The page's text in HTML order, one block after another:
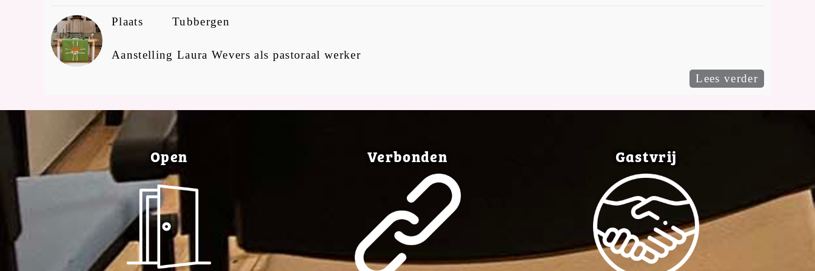
Plaats Tubbergen
Aanstelling Laura Wevers als pastoraal werker
Lees verder
Open Verbonden Gastvrij